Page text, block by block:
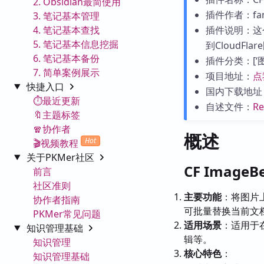
3. 笔记基本管理
4. 笔记基本查找
5. 笔记基本信息挖掘
6. 笔记基本备份
7. 简单案例展示
快捷入口
⏱️最近更新
🔖主题标签
🧣协作者
🎬视频教程
Hot
关于PKMer社区
前言
社区准则
协作者指南
PKMer常见问题
知识管理基础
知识管理
知识管理基础
插件作者：
插件说明：
到
插件分类：[‘
项目地址：
国内下载地
自述文件：
概述
CF
主要功能：将图片
可批量替换当前文
适用场景 ：适用
辑等。
核心特色：